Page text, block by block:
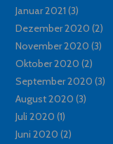
Januar 2021 (3)
Dezember 2020 (2)
November 2020 (3)
Oktober 2020 (2)
September 2020 (3)
August 2020 (3)
Juli 2020 (1)
Juni 2020 (2)